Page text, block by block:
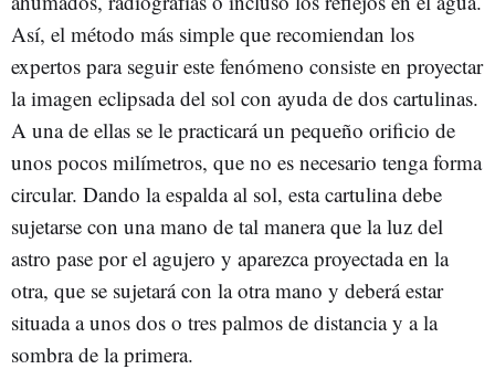
Así, el método más simple que recomiendan los
expertos para seguir este fenómeno consiste en proyectar
la imagen eclipsada del sol con ayuda de dos cartulinas.
A una de ellas se le practicará un pequeño orificio de
unos pocos milímetros, que no es necesario tenga forma
circular. Dando la espalda al sol, esta cartulina debe
sujetarse con una mano de tal manera que la luz del
astro pase por el agujero y aparezca proyectada en la
otra, que se sujetará con la otra mano y deberá estar
situada a unos dos o tres palmos de distancia y a la
sombra de la primera.